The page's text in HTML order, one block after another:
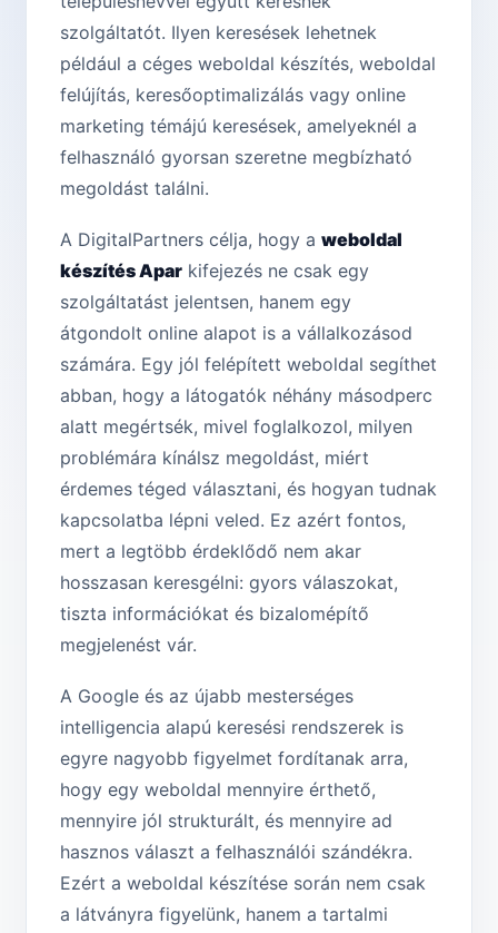
szolgáltatót. Ilyen keresések lehetnek
például a céges weboldal készítés, weboldal
felújítás, keresőoptimalizálás vagy online
marketing témájú keresések, amelyeknél a
felhasználó gyorsan szeretne megbízható
megoldást találni.
A DigitalPartners célja, hogy a weboldal
készítés Apar kifejezés ne csak egy
szolgáltatást jelentsen, hanem egy
átgondolt online alapot is a vállalkozásod
számára. Egy jól felépített weboldal segíthet
abban, hogy a látogatók néhány másodperc
alatt megértsék, mivel foglalkozol, milyen
problémára kínálsz megoldást, miért
érdemes téged választani, és hogyan tudnak
kapcsolatba lépni veled. Ez azért fontos,
mert a legtöbb érdeklődő nem akar
hosszasan keresgélni: gyors válaszokat,
tiszta információkat és bizalomépítő
megjelenést vár.
A Google és az újabb mesterséges
intelligencia alapú keresési rendszerek is
egyre nagyobb figyelmet fordítanak arra,
hogy egy weboldal mennyire érthető,
mennyire jól strukturált, és mennyire ad
hasznos választ a felhasználói szándékra.
Ezért a weboldal készítése során nem csak
a látványra figyelünk, hanem a tartalmi